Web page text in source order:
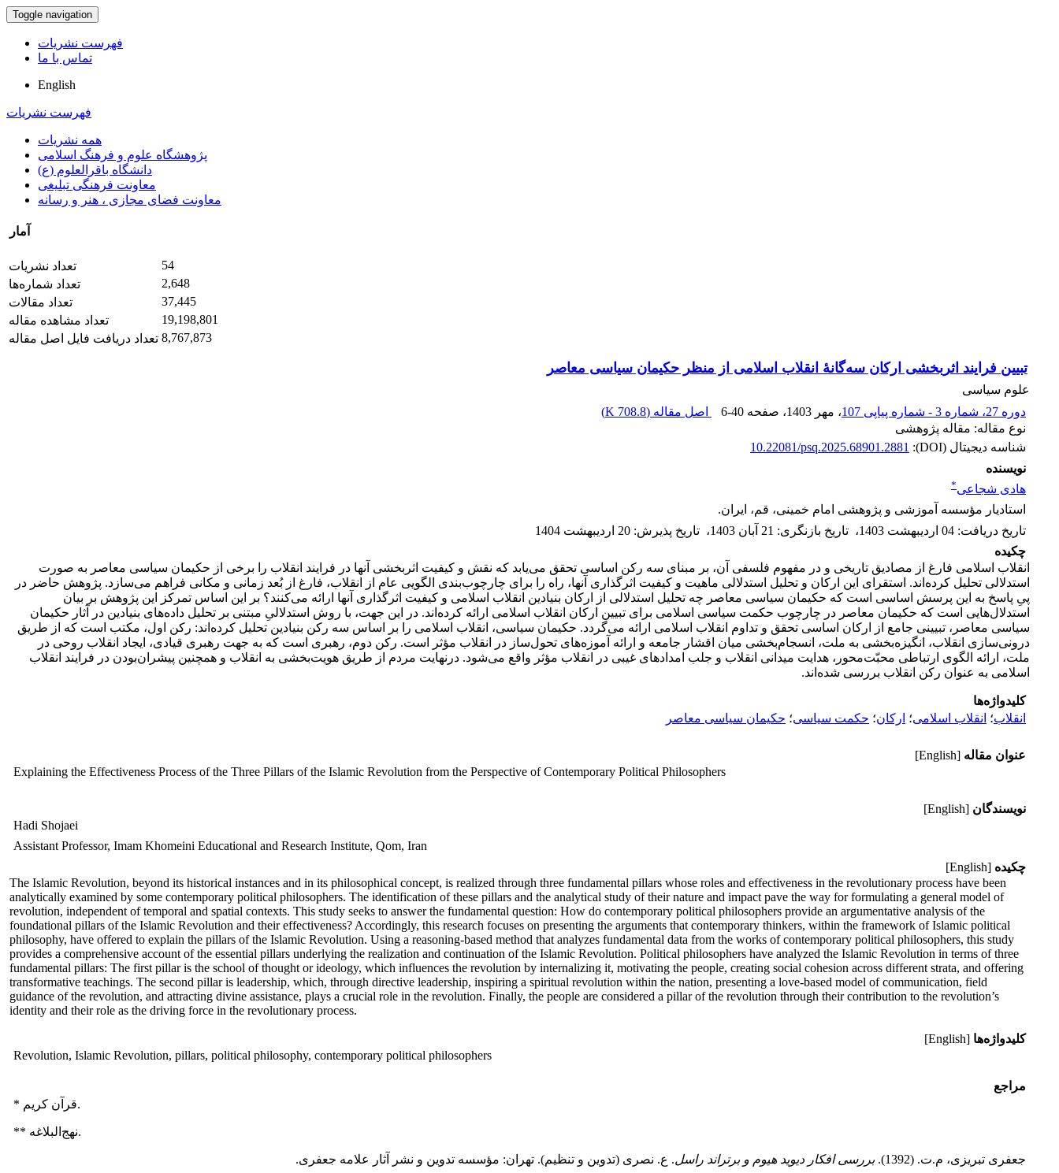
Toggle navigation
فهرست نشریات
تماس با ما
English
فهرست نشریات
همه نشریات
پژوهشگاه علوم و فرهنگ اسلامی
دانشگاه باقرالعلوم (ع)
معاونت فرهنگی تبلیغی
معاونت فضای مجازی ، هنر و رسانه
آمار
تعداد نشریات
54
تعداد شماره‌ها
2,648
تعداد مقالات
37,445
تعداد مشاهده مقاله
19,198,801
تعداد دریافت فایل اصل مقاله 8,767,873
تبیین فرایند اثربخشی ارکان سه‌گانۀ انقلاب اسلامی از منظر حکیمان سیاسی معاصر
علوم سیاسی
دوره 27، شماره 3 - شماره پیاپی 107
، مهر 1403 ، صفحه 6-40 اصل مقاله (708.8 K
)
نوع مقاله: مقاله پژوهشی
شناسه دیجیتال (DOI):
10.22081/psq.2025.68901.2881
نویسنده
هادی شجاعی*
استادیار مؤسسه آموزشی و پژوهشی امام خمینی، قم، ایران.
تاریخ دریافت: 04 اردیبهشت 1403 ، تاریخ بازنگری: 21 آبان 1403 ، تاریخ پذیرش: 20 اردیبهشت 1404
چکیده
انقلاب اسلامی فارغ از مصادیق تاریخی و در مفهوم فلسفی آن، بر مبنای سه رکن اساسی تحقق می‌یابد که نقش و کیفیت اثر‌بخشی آنها در فرایند انقلاب را برخی از حکیمان سیاسی معاصر به‌ صورت
استدلالی تحلیل کرده‌اند. استقرای این ارکان و تحلیل استدلالی ماهیت و کیفیت اثرگذاری آنها، راه را برای چارچوب‌بندی الگویی عام از انقلاب، فارغ از بُعد زمانی و مکانی فراهم می‌سازد. پژوهش حاضر در
پیِ پاسخ به این پرسش اساسی است که حکیمان سیاسی معاصر چه تحلیل استدلالی از ارکان بنیادین انقلاب اسلامی و کیفیت اثرگذاری آنها ارائه می‌کنند؟ بر این اساس تمرکز این پژوهش بر بیان
استدلال‌هایی است که حکیمان معاصر در چارچوب حکمت سیاسی اسلامی برای تبیین ارکان انقلاب اسلامی ارائه کرده‌اند. در این جهت، با روش استدلالیِ مبتنی بر تحلیل داده‌های بنیادین در آثار حکیمان
سیاسی معاصر، تبیینی جامع از ارکان اساسی تحقق و تداوم انقلاب اسلامی ارائه می‌گردد. حکیمان سیاسی، انقلاب اسلامی را بر اساس سه رکن بنیادین تحلیل کرده‌اند: رکن اول، مکتب است که از طریق
درونی‌سازی انقلاب، انگیزه‌بخشی به ملت، انسجام‌بخشی میان اقشار جامعه و ارائه آموزه‌های تحول‌ساز در انقلاب مؤثر است. رکن دوم، رهبری است که به جهت رهبری قیادی، ایجاد انقلاب روحی در
ملت، ارائه الگوی ارتباطی محبّت‌محور، هدایت میدانی انقلاب و جلب امداد‌های غیبی در انقلاب مؤثر واقع می‌شود. درنهایت مردم از طریق هویت‌بخشی به انقلاب و همچنین پیشران‌بودن در فرایند انقلاب
اسلامی به عنوان رکن انقلاب بررسی شده‌اند.
کلیدواژه‌ها
انقلاب؛ انقلاب اسلامی؛ ارکان؛ حکمت سیاسی؛ حکیمان سیاسی معاصر
عنوان مقاله [English]
Explaining the Effectiveness Process of the Three Pillars of the Islamic Revolution from the Perspective of Contemporary Political Philosophers
نویسندگان [English]
Hadi Shojaei
Assistant Professor, Imam Khomeini Educational and Research Institute, Qom, Iran
چکیده [English]
The Islamic Revolution, beyond its historical instances and in its philosophical concept, is realized through three fundamental pillars whose roles and effectiveness in the revolutionary process have been
analytically examined by some contemporary political philosophers. The identification of these pillars and the analytical study of their nature and impact pave the way for formulating a general model of
revolution, independent of temporal and spatial contexts. This study seeks to answer the fundamental question: How do contemporary political philosophers provide an argumentative analysis of the
foundational pillars of the Islamic Revolution and their effectiveness? Accordingly, this research focuses on presenting the arguments that contemporary thinkers, within the framework of Islamic political
philosophy, have offered to explain the pillars of the Islamic Revolution. Using a reasoning-based method that analyzes fundamental data from the works of contemporary political philosophers, this study
provides a comprehensive account of the essential pillars underlying the realization and continuation of the Islamic Revolution. Political philosophers have analyzed the Islamic Revolution in terms of three
fundamental pillars: The first pillar is the school of thought or ideology, which influences the revolution by internalizing it, motivating the people, creating social cohesion across different strata, and offering
transformative teachings. The second pillar is leadership, which, through directive leadership, inspiring a spiritual revolution within the nation, presenting a love-based model of communication, field
guidance of the revolution, and attracting divine assistance, plays a crucial role in the revolution. Finally, the people are considered a pillar of the revolution through their contribution to the revolution’s
identity and their role as the driving force in the revolutionary process.
کلیدواژه‌ها [English]
Revolution, Islamic Revolution, pillars, political philosophy, contemporary political philosophers
مراجع
* قرآن کریم.
** نهج‌البلاغه.
جعفری تبریزی، م.ت. (1392). بررسى افکار دیوید هیوم و برتراند راسل‏. ع. نصری (تدوین و تنظیم). تهران: مؤسسه تدوین و نشر آثار علامه جعفری.